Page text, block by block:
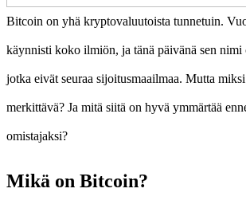
Bitcoin on yhä kryptovaluutoista tunnetuin.
käynnisti koko ilmiön, ja tänä päivänä sen
jotka eivät seuraa sijoitusmaailmaa. Mutta
merkittävä? Ja mitä siitä on hyvä ymmärtää
omistajaksi?
Mikä on Bitcoin?